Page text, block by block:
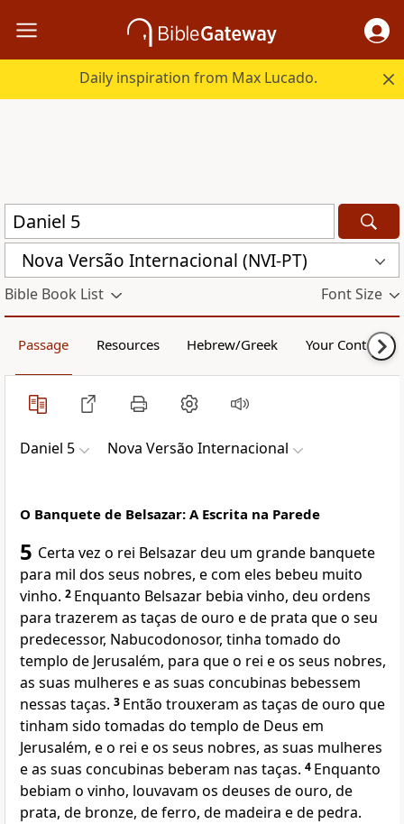
Daily inspiration from Max Lucado.
Nova Versão Internacional (NVI-PT)
Bible Book List Font Size
Passage Resources Hebrew/Greek Your Content
Daniel 5 Nova Versão Internacional
O Banquete de Belsazar: A Escrita na Parede
5 Certa vez o rei Belsazar deu um grande banquete
para mil dos seus nobres, e com eles bebeu muito
vinho. 2 Enquanto Belsazar bebia vinho, deu ordens
para trazerem as taças de ouro e de prata que o seu
predecessor, Nabucodonosor, tinha tomado do
templo de Jerusalém, para que o rei e os seus nobres,
as suas mulheres e as suas concubinas bebessem
nessas taças. 3 Então trouxeram as taças de ouro que
tinham sido tomadas do templo de Deus em
Jerusalém, e o rei e os seus nobres, as suas mulheres
e as suas concubinas beberam nas taças. 4 Enquanto
bebiam o vinho, louvavam os deuses de ouro, de
prata, de bronze, de ferro, de madeira e de pedra.